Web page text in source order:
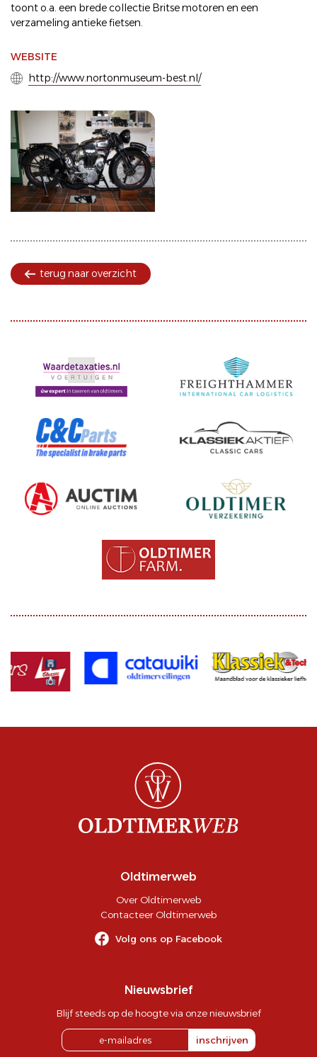
toont o.a. een brede collectie Britse motoren en een
verzameling antieke fietsen.
WEBSITE
http://www.nortonmuseum-best.nl/
terug naar overzicht
Oldtimerweb
Over Oldtimerweb
Contacteer Oldtimerweb
Volg ons op Facebook
Nieuwsbrief
Blijf steeds op de hoogte via onze nieuwsbrief
inschrijven